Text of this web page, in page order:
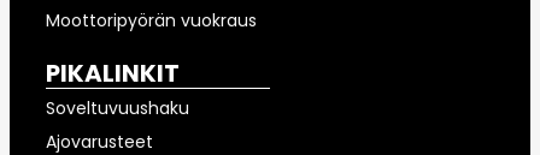
Moottoripyörän vuokraus
PIKALINKIT
Soveltuvuushaku
Ajovarusteet